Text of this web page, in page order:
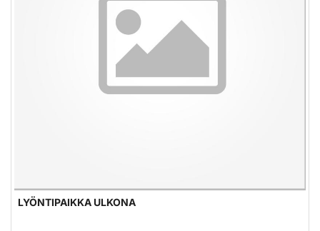
LYÖNTIPAIKKA ULKONA